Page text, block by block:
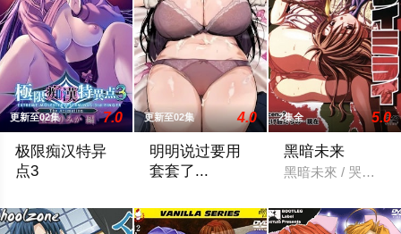
更新至02集 7.0
极限痴汉特异
点3
更新至02集 4.0
明明说过要用
套套了...
2集全 5.0
黑暗未来
黑暗未來 / 哭泣未